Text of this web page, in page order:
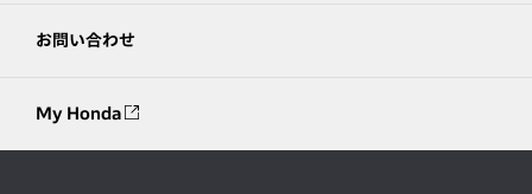
お問い合わせ
My Honda